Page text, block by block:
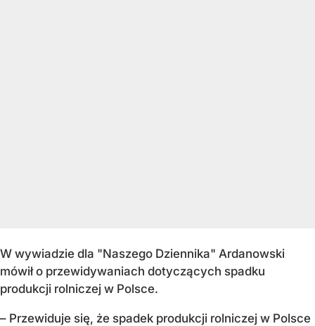
W wywiadzie dla "Naszego Dziennika" Ardanowski
mówił o przewidywaniach dotyczących spadku
produkcji rolniczej w Polsce.
– Przewiduje się, że spadek produkcji rolniczej w Polsce